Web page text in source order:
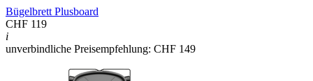
Bügelbrett Plusboard
CHF 119
i
unverbindliche Preisempfehlung: CHF 149